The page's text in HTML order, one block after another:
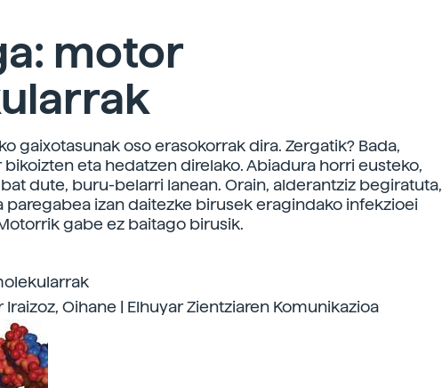
motor
gaixotasunak oso erasokorrak dira. Zergatik? Bada,
bikoizten eta hedatzen direlako. Abiadura horri eusteko,
dute, buru-belarri lanean. Orain, alderantziz begiratuta,
izan daitezke birusek eragindako infekzioei
gabe ez baitago birusik.
Iraizoz, Oihane | Elhuyar Zientziaren Komunikazioa